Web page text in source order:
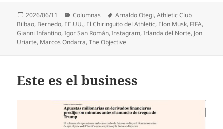
Publicado
el
2026/06/11 Categorías
Columnas Etiquetas
Arnaldo Otegi,Athletic Club
Bilbao, Bernedo, EE.UU., El Chiringuito del Athletic, Elon Musk, FIFA,
Gianni Infantino,Igor San Román,Instagram,Irlanda del Norte, Jon
Uriarte, Marcos Ondarra,The Objective
Este es el business